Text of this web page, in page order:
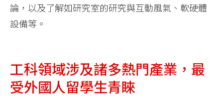
論，以及了解如研究室的研究與互動風氣、軟硬體
設備等。
工科領域涉及諸多熱門產業，最
受外國人留學生青睞